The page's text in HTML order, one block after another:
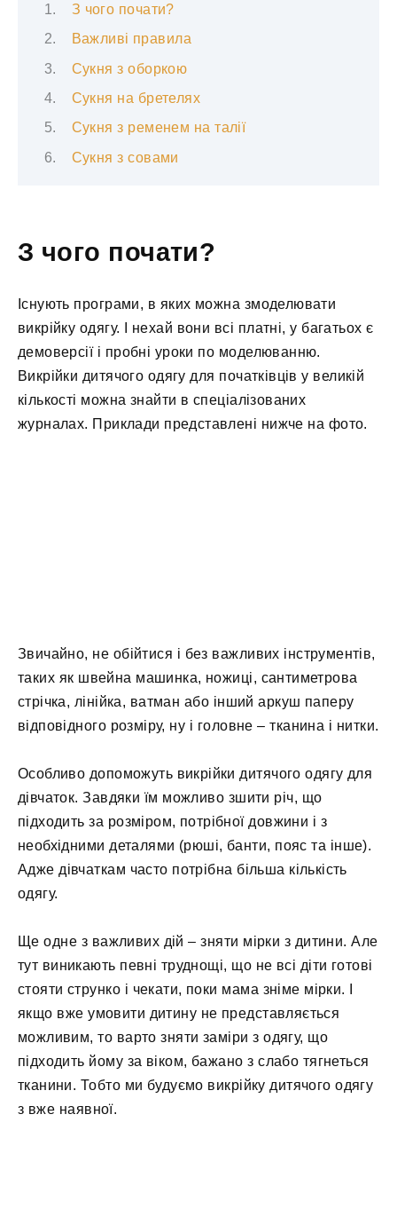
З чого почати?
Важливі правила
Сукня з оборкою
Сукня на бретелях
Сукня з ременем на талії
Сукня з совами
З чого почати?
Існують програми, в яких можна змоделювати
викрійку одягу. І нехай вони всі платні, у багатьох є
демоверсії і пробні уроки по моделюванню.
Викрійки дитячого одягу для початківців у великій
кількості можна знайти в спеціалізованих
журналах. Приклади представлені нижче на фото.
Звичайно, не обійтися і без важливих інструментів,
таких як швейна машинка, ножиці, сантиметрова
стрічка, лінійка, ватман або інший аркуш паперу
відповідного розміру, ну і головне – тканина і нитки.
Особливо допоможуть викрійки дитячого одягу для
дівчаток. Завдяки їм можливо зшити річ, що
підходить за розміром, потрібної довжини і з
необхідними деталями (рюші, банти, пояс та інше).
Адже дівчаткам часто потрібна більша кількість
одягу.
Ще одне з важливих дій – зняти мірки з дитини. Але
тут виникають певні труднощі, що не всі діти готові
стояти струнко і чекати, поки мама зніме мірки. І
якщо вже умовити дитину не представляється
можливим, то варто зняти заміри з одягу, що
підходить йому за віком, бажано з слабо тягнеться
тканини. Тобто ми будуємо викрійку дитячого одягу
з вже наявної.